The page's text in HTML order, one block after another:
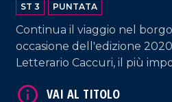
ST 3 PUNTATA
Continua il viaggio nel
occasione dell'edizione
Letterario Caccuri, il più
Caccuriani.